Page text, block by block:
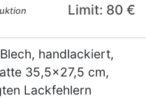
Limit: 80 €
handlackiert,
35,5x27,5 cm,
Lackfehlern